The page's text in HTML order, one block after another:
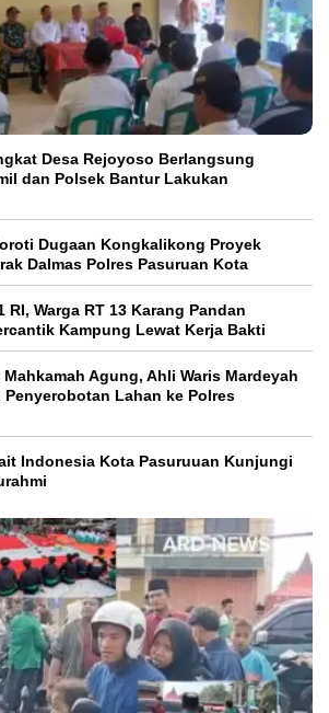
Desa Rejoyoso Berlangsung
dan Polsek Bantur Lakukan
Dugaan Kongkalikong Proyek
Dalmas Polres Pasuruan Kota
RI, Warga RT 13 Karang Pandan
Kampung Lewat Kerja Bakti
Agung, Ahli Waris Mardeyah
Penyerobotan Lahan ke Polres
Indonesia Kota Pasuruuan Kunjungi